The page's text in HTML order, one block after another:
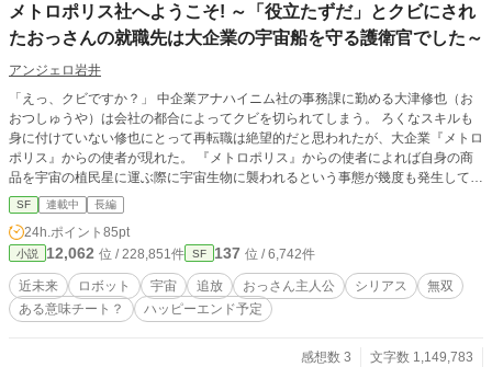
メトロポリス社へようこそ! ～「役立たずだ」とクビにされ
たおっさんの就職先は大企業の宇宙船を守る護衛官でした～
アンジェロ岩井
「えっ、クビですか？」 中企業アナハイニム社の事務課に勤める大津修也（お
おつしゅうや）は会社の都合によってクビを切られてしまう。 ろくなスキルも
身に付けていない修也にとって再転職は絶望的だと思われたが、大企業『メトロ
ポリス』からの使者が現れた。 『メトロポリス』からの使者によれば自身の商
品を宇宙の植民星に運ぶ際に宇宙生物に襲われるという事態が幾度も発生してお
り、そのための護衛役として会社の顧問役である人工頭脳『マリア』が護衛役を
務める適任者として選び出したのだという。 宇宙生物との戦いに用いるロトワ
ングというパワードスーツには適性があり、その適性が見出されたのが大津修也
だ。 大津にとっては他に就職の選択肢がなかったので『メトロポリス』からの
選択肢を受けざるを得なかった。 『メトロポリス』の宇宙船に乗り込み、宇宙
生物との戦いに明け暮れる中で、彼は護衛アンドロイドであるシュウジとサヤカ
と共に過ごし、絆を育んでいくうちに地球上にてアンドロイドが使用人としての
が対等な関係を築き、共存を行うことができればいいと考えたが、『メトロポリ
SF 連載中 長編
24h.ポイント 85pt
小説 12,062 位 / 228,851件 SF 137 位 / 6,742件
近未来 ロボット 宇宙 追放 おっさん主人公 シリアス
無双
ある意味チート？
ハッピーエンド予定
感想数 3 文字数 1,149,783